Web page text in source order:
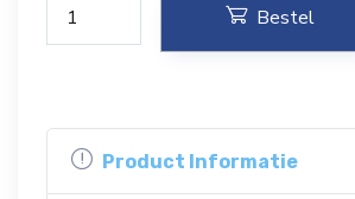
Bestel
Product Informatie